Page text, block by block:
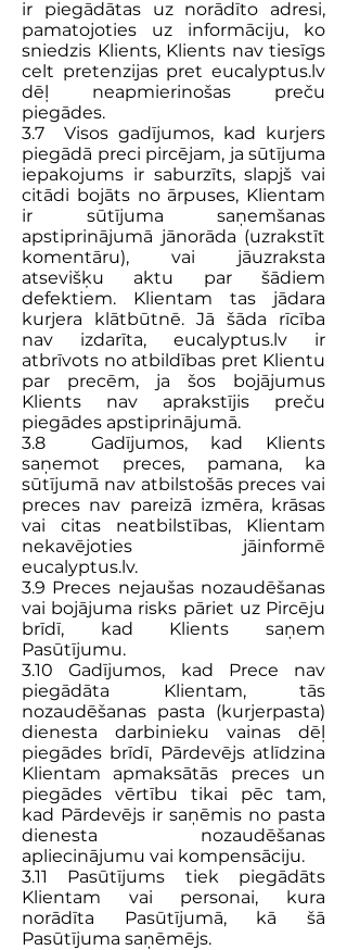
ir piegādātas uz norādīto adresi,
pamatojoties uz informāciju, ko
sniedzis Klients, Klients nav tiesīgs
celt pretenzijas pret eucalyptus.lv
dēļ neapmierinošas preču
piegādes.
3.7 Visos gadījumos, kad kurjers
piegādā preci pircējam, ja sūtījuma
iepakojums ir saburzīts, slapjš vai
citādi bojāts no ārpuses, Klientam
ir sūtījuma saņemšanas
apstiprinājumā jānorāda (uzrakstīt
komentāru), vai jāuzraksta
atsevišķu aktu par šādiem
defektiem. Klientam tas jādara
kurjera klātbūtnē. Jā šāda rīcība
nav izdarīta, eucalyptus.lv ir
atbrīvots no atbildības pret Klientu
par precēm, ja šos bojājumus
Klients nav aprakstījis preču
piegādes apstiprinājumā.
3.8 Gadījumos, kad Klients
saņemot preces, pamana, ka
sūtījumā nav atbilstošās preces vai
preces nav pareizā izmēra, krāsas
vai citas neatbilstības, Klientam
nekavējoties jāinformē
eucalyptus.lv.
3.9 Preces nejaušas nozaudēšanas
vai bojājuma risks pāriet uz Pircēju
brīdī, kad Klients saņem
Pasūtījumu.
3.10 Gadījumos, kad Prece nav
piegādāta Klientam, tās
nozaudēšanas pasta (kurjerpasta)
dienesta darbinieku vainas dēļ
piegādes brīdī, Pārdevējs atlīdzina
Klientam apmaksātās preces un
piegādes vērtību tikai pēc tam,
kad Pārdevējs ir saņēmis no pasta
dienesta nozaudēšanas
apliecinājumu vai kompensāciju.
3.11 Pasūtījums tiek piegādāts
Klientam vai personai, kura
norādīta Pasūtījumā, kā šā
Pasūtījuma saņēmējs.